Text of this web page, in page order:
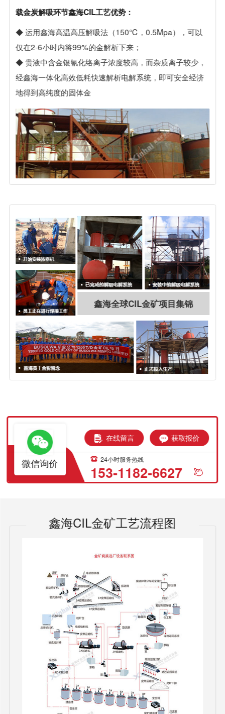
载金炭解吸环节鑫海CIL工艺优势：
◆ 运用鑫海高温高压解吸法（150℃，0.5Mpa），可以
仅在2-6小时内将99%的金解析下来；
◆ 贵液中含金银氰化络离子浓度较高，而杂质离子较少，
经鑫海一体化高效低耗快速解析电解系统，即可安全经济
地得到高纯度的固体金
鑫海全球CIL金矿项目集锦
微信询价
在线留言 获取报价
24小时服务热线
153-1182-6627
鑫海CIL金矿工艺流程图